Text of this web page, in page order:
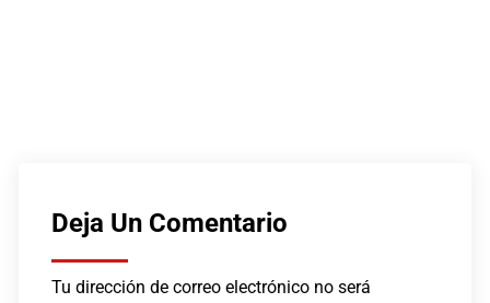
Deja Un Comentario
Tu dirección de correo electrónico no será